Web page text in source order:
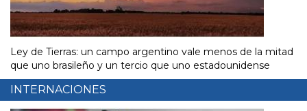
Ley de Tierras: un campo argentino vale menos de la mitad
que uno brasileño y un tercio que uno estadounidense
INTERNACIONES